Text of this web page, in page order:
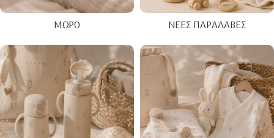
ΜΩΡΌ ΝΈΕΣ ΠΑΡΑΛΑΒΈΣ